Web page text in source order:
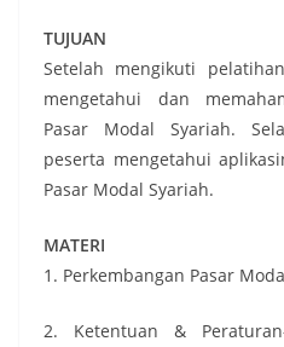
TUJUAN
Setelah mengikuti
mengetahui dan
Pasar Modal Syariah.
peserta mengetahui
Pasar Modal Syariah.
MATERI
1. Perkembangan Pasar
2. Ketentuan &